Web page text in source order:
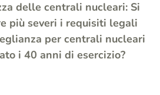
delle centrali nucleari: Si
più severi i requisiti legali
per centrali nucleari
i 40 anni di esercizio?